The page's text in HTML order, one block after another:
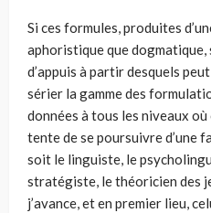
Si ces formules, produites
aphoristique que dog­matique,
d’appuis à partir desquels
sérier la gamme des
don­nées à tous les niveaux
tente de se poursuivre d’une
soit le linguiste, le
stratégiste, le théoricien des
j’avance, et en premier lieu,